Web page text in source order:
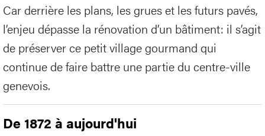
Car derrière les plans, les grues et les futurs pavés,
l’enjeu dépasse la rénovation d’un bâtiment: il s’agit
de préserver ce petit village gourmand qui
continue de faire battre une partie du centre-ville
genevois.
De 1872 à aujourd'hui